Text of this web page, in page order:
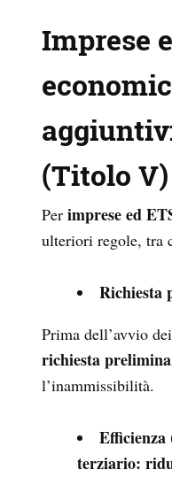
Imprese
(Titolo V)
Per imprese ed
ulteriori regole, tra
Richiesta
Prima dell’avvio
richiesta
l’inammissibilità.
terziario: